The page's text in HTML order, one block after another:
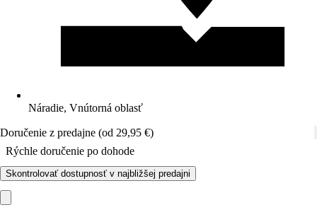
Náradie, Vnútorná oblasť
Doručenie z predajne (od 29,95 €)
Rýchle doručenie po dohode
Skontrolovať dostupnosť v najbližšej predajni